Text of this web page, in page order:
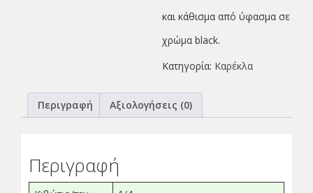
και κάθισμα από ύφασμα σε
χρώμα black.
Κατηγορία: Καρέκλα
Περιγραφή Αξιολογήσεις (0)
Περιγραφή